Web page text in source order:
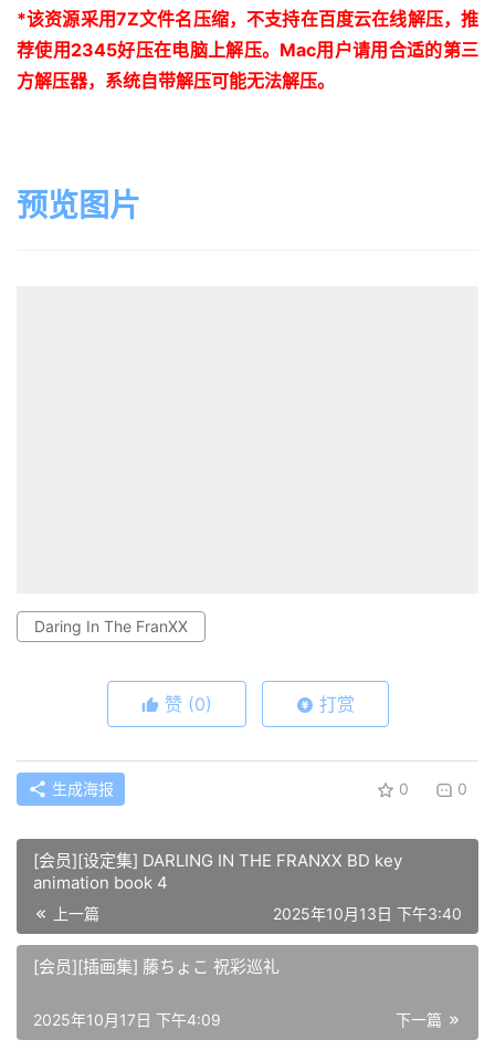
*该资源采用7Z文件名压缩，不支持在百度云在线解压，推
荐使用2345好压在电脑上解压。 Mac用户请用合适的第三
方解压器，系统自带解压可能无法解压。
预览图片
Daring In The FranXX
赞 (0) 打赏
生成海报 0 0
[会员][设定集] DARLING IN THE FRANXX BD key
animation book 4
上一篇 2025年10月13日 下午3:40
[会员][插画集] 藤ちょこ 祝彩巡礼
下一篇
2025年10月17日 下午4:09